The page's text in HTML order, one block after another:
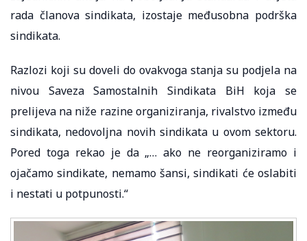
rada članova sindikata, izostaje međusobna podrška
sindikata.
Razlozi koji su doveli do ovakvoga stanja su podjela na
nivou Saveza Samostalnih Sindikata BiH koja se
prelijeva na niže razine organiziranja, rivalstvo između
sindikata, nedovoljna novih sindikata u ovom sektoru.
Pored toga rekao je da „… ako ne reorganiziramo i
ojačamo sindikate, nemamo šansi, sindikati će oslabiti
i nestati u potpunosti.“